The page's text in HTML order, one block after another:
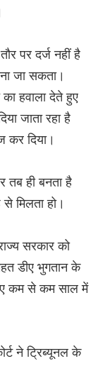
पर दर्ज नहीं है
जा सकता।
हवाला देते हुए
जाता रहा है
कर दिया।
तब ही बनता है
मिलता हो।
सरकार को
डीए भुगतान के
कम से कम साल में
ने ट्रिब्यूनल के